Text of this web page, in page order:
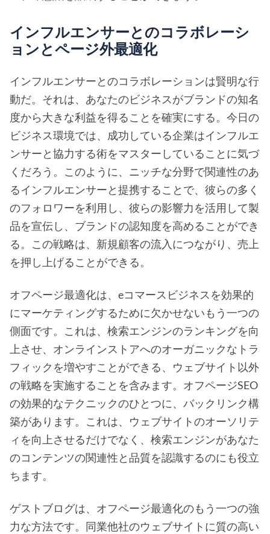
インフルエンサーとのコラボレーシ
ョンとページ外最適化
インフルエンサーとのコラボレーションは賢明な行
動だ。それは、あなたのビジネスがブランドの知名
度から大きな利益を得ることを確実にする。今日の
ビジネス環境では、成功している企業はインフルエ
ンサーと協力する術をマスターしていることに気づ
くだろう。このように、ニッチな分野で関連性のあ
るインフルエンサーと提携することで、彼らの多く
のフォロワーを利用し、彼らの影響力を活用して製
品を宣伝し、ブランドの認知度を高めることができ
る。この戦略は、新規顧客の流入につながり、売上
を押し上げることができる。
オフページ最適化は、eコマースビジネスを効果的
にマーケティングするために欠かせないもう一つの
側面です。これは、検索エンジンのランキングを向
上させ、オンラインストアへのオーガニックなトラ
フィックを増やすことができる、ウェブサイト以外
の戦略を実施することを含みます。オフページSEO
の効果的なテクニックのひとつに、バックリンク構
築があります。これは、ウェブサイトのオーソリテ
ィを向上させるだけでなく、検索エンジンがあなた
のコンテンツの関連性と品質を認識するのにも役立
ちます。
ゲストブログは、オフページ最適化のもう一つの強
力な方法です。同業他社のウェブサイトに質の高い